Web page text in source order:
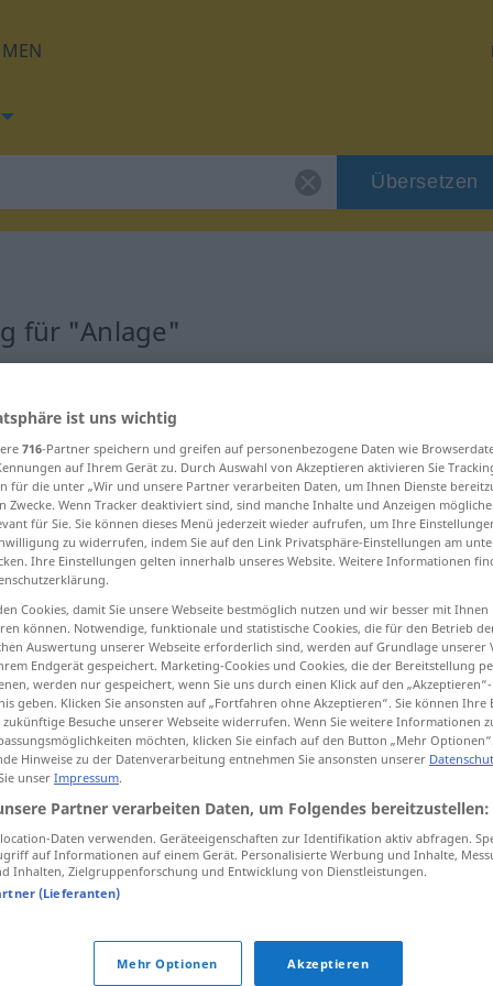
Übersetzen
für "Anlage"
Anlage ARCH
Anlage TECH
Anlage zu einem Brief
AnlageGrünanlage
ist uns wichtig
716-Partner speichern und greifen auf personenbezogene Daten wie
auf Ihrem Gerät zu. Durch Auswahl von Akzeptieren aktivieren Sie
für die unter „Wir und unsere Partner verarbeiten Daten, um Ihnen Dienste
Zwecke. Wenn Tracker deaktiviert sind, sind manche Inhalte und Anzeigen
für Sie. Sie können dieses Menü jederzeit wieder aufrufen, um Ihre
zu widerrufen, indem Sie auf den Link Privatsphäre-Einstellungen am
Ihre Einstellungen gelten innerhalb unseres Website. Weitere Informationen
Cookies, damit Sie unsere Webseite bestmöglich nutzen und wir besser mit Ihnen
können. Notwendige, funktionale und statistische Cookies, die für den Betrieb
Auswertung unserer Webseite erforderlich sind, werden auf Grundlage unserer
Endgerät gespeichert. Marketing-Cookies und Cookies, die der Bereitstellung
werden nur gespeichert, wenn Sie uns durch einen Klick auf den
geben. Klicken Sie ansonsten auf „Fortfahren ohne Akzeptieren“. Sie können
Besuche unserer Webseite widerrufen. Wenn Sie weitere Informationen
möchten, klicken Sie einfach auf den Button „Mehr
Hinweise zu der Datenverarbeitung entnehmen Sie ansonsten unserer
unser Impressum.
Partner verarbeiten Daten, um Folgendes bereitzustellen:
Daten verwenden. Geräteeigenschaften zur Identifikation aktiv abfragen.
auf Informationen auf einem Gerät. Personalisierte Werbung und Inhalte,
Inhalten, Zielgruppenforschung und Entwicklung von Dienstleistungen.
(Lieferanten)
Mehr Optionen Akzeptieren